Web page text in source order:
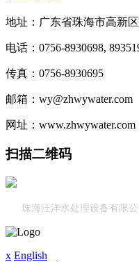
地址：广东省珠海市高新
电话：0756-8930698,
传真：0756-8930695
邮箱：wy@zhwywater.com
网址：www.zhwywater.com
扫描二维码
珠海汪洋水处理设备有限
x English